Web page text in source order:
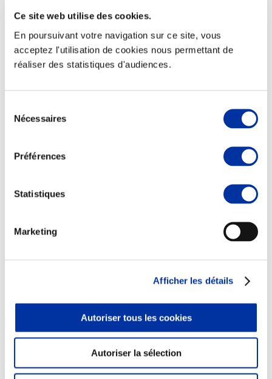
Ce site web utilise des cookies.
En poursuivant votre navigation sur ce site, vous
acceptez l'utilisation de cookies nous permettant de
réaliser des statistiques d'audiences.
Nécessaires
Préférences
Statistiques
Marketing
Afficher les détails
Autoriser tous les cookies
Autoriser la sélection
Elevage
Consommation
Sécurité sanitaire
Juste rémunération et attractivité des métiers
Info-veille scientifique
Accords